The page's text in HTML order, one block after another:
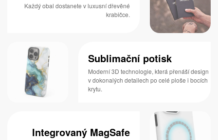
Každý obal dostanete v luxusní dřevěné
krabičce.
Sublimační potisk
Moderní 3D technologie, která přenáší design
v dokonalých detailech po celé ploše i bocích
krytu.
Integrovaný MagSafe